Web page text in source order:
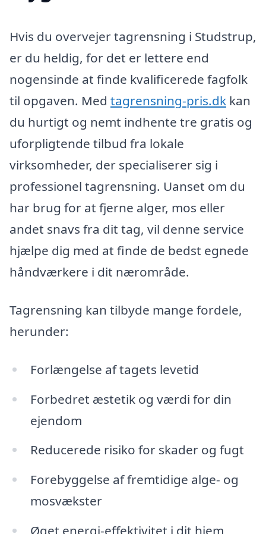
Hvis du overvejer tagrensning i Studstrup,
er du heldig, for det er lettere end
nogensinde at finde kvalificerede fagfolk
til opgaven. Med tagrensning-pris.dk kan
du hurtigt og nemt indhente tre gratis og
uforpligtende tilbud fra lokale
virksomheder, der specialiserer sig i
professionel tagrensning. Uanset om du
har brug for at fjerne alger, mos eller
andet snavs fra dit tag, vil denne service
hjælpe dig med at finde de bedst egnede
håndværkere i dit nærområde.
Tagrensning kan tilbyde mange fordele,
herunder:
Forlængelse af tagets levetid
Forbedret æstetik og værdi for din
ejendom
Reducerede risiko for skader og fugt
Forebyggelse af fremtidige alge- og
mosvækster
Øget energi-effektivitet i dit hjem